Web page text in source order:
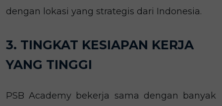
dengan lokasi yang strategis dari Indonesia.
3. TINGKAT KESIAPAN KERJA
YANG TINGGI
PSB Academy bekerja sama dengan banyak